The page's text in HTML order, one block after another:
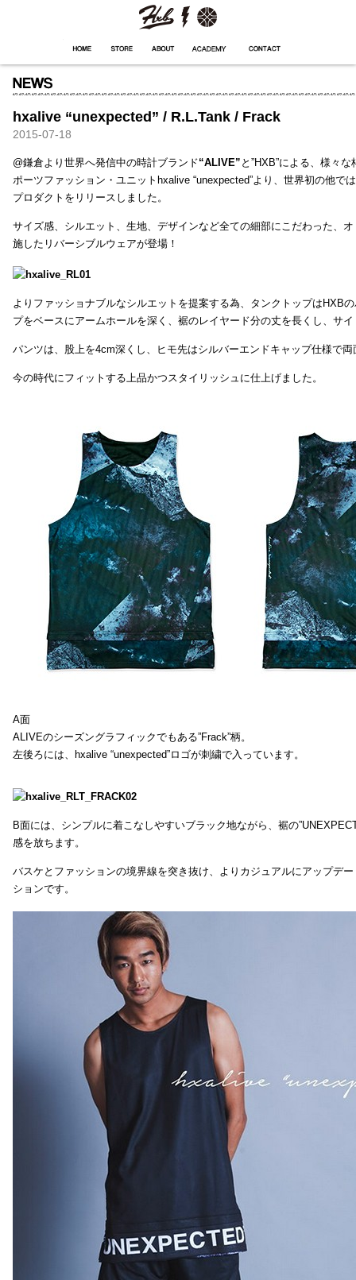
hxalive “unexpected” / R.L.Tank / Frack
2015-07-18
@鎌倉より世界へ発信中の時計ブランド“ALIVE” と”HXB”による、様々
ポーツファッション・ユニットhxalive “unexpected”より、世界初の他で
プロダクトをリリースしました。
サイズ感、シルエット、生地、デザインなど全ての細部にこだわった、
施したリバーシブルウェアが登場！
よりファッショナブルなシルエットを提案する為、タンクトップはHXB
プをベースにアームホールを深く、裾のレイヤード分の丈を長くし、サ
パンツは、股上を4cm深くし、ヒモ先はシルバーエンドキャップ仕様で
今の時代にフィットする上品かつスタイリッシュに仕上げました。
A面
ALIVEのシーズングラフィックでもある”Frack”柄。
左後ろには、hxalive “unexpected”ロゴが刺繍で入っています。
B面には、シンプルに着こなしやすいブラック地ながら、裾の
感を放ちます。
バスケとファッションの境界線を突き抜け、よりカジュアルにアップデ
ションです。